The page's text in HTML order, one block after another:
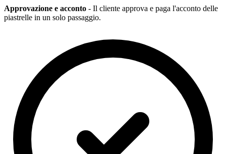
Approvazione e acconto - Il cliente approva e paga l'acconto delle
piastrelle in un solo passaggio.